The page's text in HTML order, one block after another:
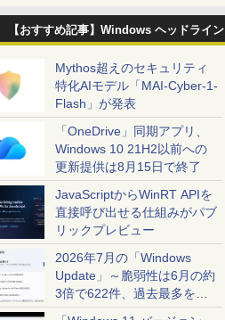
【おすすめ記事】Windows ヘッドライン
Mythos超えのセキュリティ
特化AIモデル「MAI-Cyber-1-
Flash」が発表
「OneDrive」同期アプリ、
Windows 10 21H2以前への
更新提供は8月15日で終了
JavaScriptからWinRT APIを
直接呼び出せる仕組みがパブ
リックプレビュー
2026年7月の「Windows
Update」～脆弱性は6月の約
3倍で622件、過去最多を大
幅に更新